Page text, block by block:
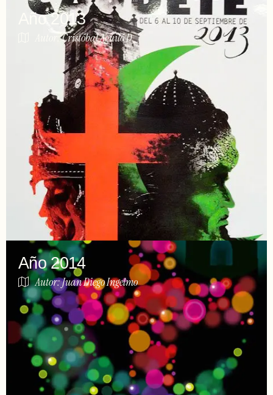
Año 2013
Autor: Cristóbal Aguiló D.
Año 2014
Autor: Juan Diego Ingelmo